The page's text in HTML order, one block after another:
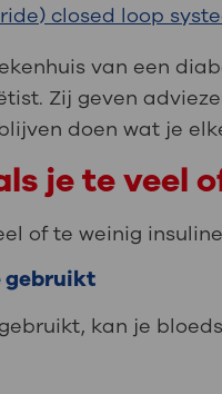
closed loop
van een
Zij geven
doen wat je
je te veel
of te weinig
gebruikt
kan je